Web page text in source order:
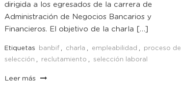
dirigida a los egresados de la carrera de
Administración de Negocios Bancarios y
Financieros. El objetivo de la charla […]
Etiquetas banbif , charla , empleabilidad ,
proceso de
selección , reclutamiento , selección laboral
Leer más